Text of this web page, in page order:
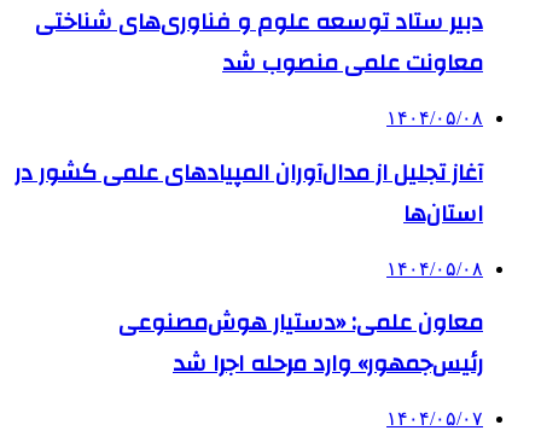
دبیر ستاد توسعه علوم و فناوری‌های شناختی
معاونت علمی منصوب شد
۱۴۰۴/۰۵/۰۸
آغاز تجلیل از مدال‌آوران المپیادهای علمی کشور در
استان‌ها
۱۴۰۴/۰۵/۰۸
معاون علمی: «دستیار هوش‌مصنوعی
رئیس‌جمهور» وارد مرحله اجرا شد
۱۴۰۴/۰۵/۰۷